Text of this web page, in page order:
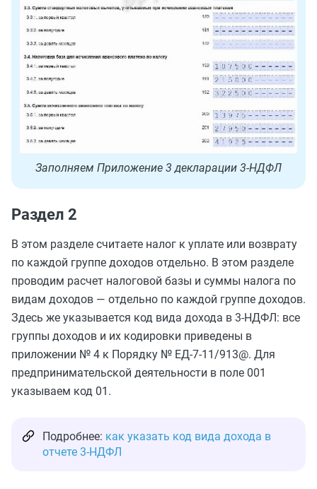
Заполняем Приложение 3 декларации 3-НДФЛ
Раздел 2
В этом разделе считаете налог к уплате или возврату
по каждой группе доходов отдельно. В этом разделе
проводим расчет налоговой базы и суммы налога по
видам доходов — отдельно по каждой группе доходов.
Здесь же указывается код вида дохода в 3-НДФЛ: все
группы доходов и их кодировки приведены в
приложении № 4 к Порядку № ЕД-7-11/913@. Для
предпринимательской деятельности в поле 001
указываем код 01.
Подробнее: как указать код вида дохода в
отчете 3-НДФЛ